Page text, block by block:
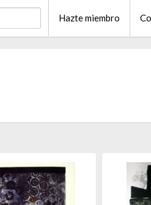
Hazte miembro